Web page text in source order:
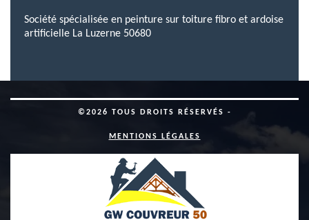
Société spécialisée en peinture sur toiture fibro et ardoise
artificielle La Luzerne 50680
©2026 TOUS DROITS RÉSERVÉS -
MENTIONS LÉGALES